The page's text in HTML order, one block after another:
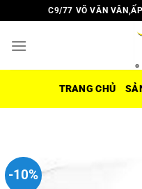
đến
nội
C9/77 VÕ VĂN
TRANG CHỦ
-10%